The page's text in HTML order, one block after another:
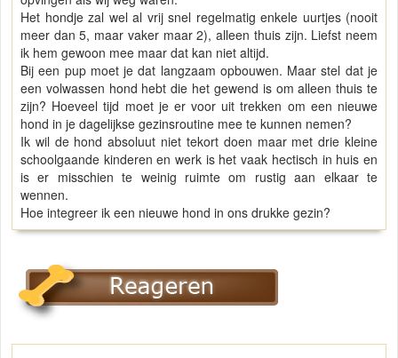
Het hondje zal wel al vrij snel regelmatig enkele uurtjes (nooit
meer dan 5, maar vaker maar 2), alleen thuis zijn. Liefst neem
ik hem gewoon mee maar dat kan niet altijd.
Bij een pup moet je dat langzaam opbouwen. Maar stel dat je
een volwassen hond hebt die het gewend is om alleen thuis te
zijn? Hoeveel tijd moet je er voor uit trekken om een nieuwe
hond in je dagelijkse gezinsroutine mee te kunnen nemen?
Ik wil de hond absoluut niet tekort doen maar met drie kleine
schoolgaande kinderen en werk is het vaak hectisch in huis en
is er misschien te weinig ruimte om rustig aan elkaar te
wennen.
Hoe integreer ik een nieuwe hond in ons drukke gezin?